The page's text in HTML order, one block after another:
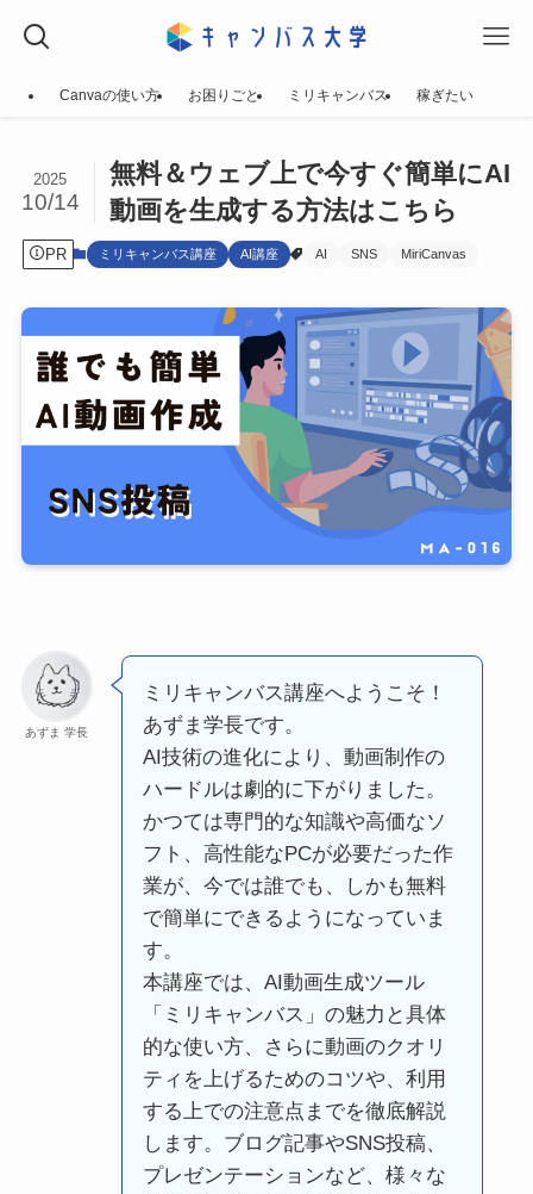
Canvaの使い方 お困りごと ミリキャンバス 稼ぎたい
無料＆ウェブ上で今すぐ簡単にAI
動画を生成する方法はこちら
2025
10/14
PR ミリキャンバス講座 AI講座 AI SNS MiriCanvas
あずま 学長
ミリキャンバス講座へようこそ！
あずま学長です。
AI技術の進化により、動画制作の
ハードルは劇的に下がりました。
かつては専門的な知識や高価なソ
フト、高性能なPCが必要だった作
業が、今では誰でも、しかも無料
で簡単にできるようになっていま
す。
本講座では、AI動画生成ツール
「ミリキャンバス」の魅力と具体
的な使い方、さらに動画のクオリ
ティを上げるためのコツや、利用
する上での注意点までを徹底解説
します。ブログ記事やSNS投稿、
プレゼンテーションなど、様々な